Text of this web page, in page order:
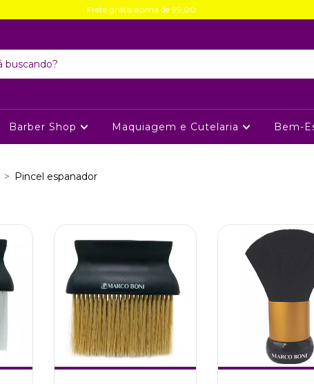
Frete grátis acima de 99,00
Barber Shop Maquiagem e Cutelaria Bem-
> Pincel espanador